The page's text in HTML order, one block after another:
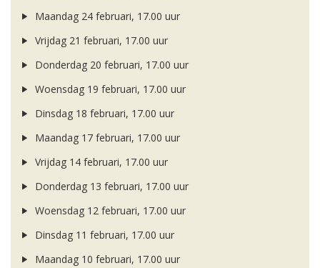
Maandag 24 februari, 17.00 uur
Vrijdag 21 februari, 17.00 uur
Donderdag 20 februari, 17.00 uur
Woensdag 19 februari, 17.00 uur
Dinsdag 18 februari, 17.00 uur
Maandag 17 februari, 17.00 uur
Vrijdag 14 februari, 17.00 uur
Donderdag 13 februari, 17.00 uur
Woensdag 12 februari, 17.00 uur
Dinsdag 11 februari, 17.00 uur
Maandag 10 februari, 17.00 uur